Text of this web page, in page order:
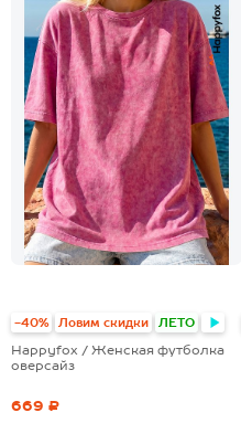
-40% Ловим скидки ЛЕТО
Happyfox / Женская футболка
оверсайз
669 ₽